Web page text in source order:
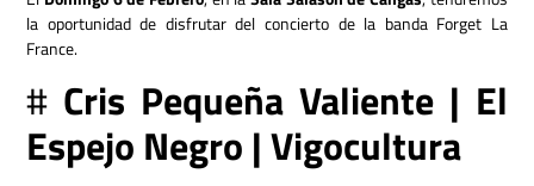
la oportunidad de disfrutar del concierto de la banda Forget La
France.
# Cris Pequeña Valiente | El
Espejo Negro | Vigocultura